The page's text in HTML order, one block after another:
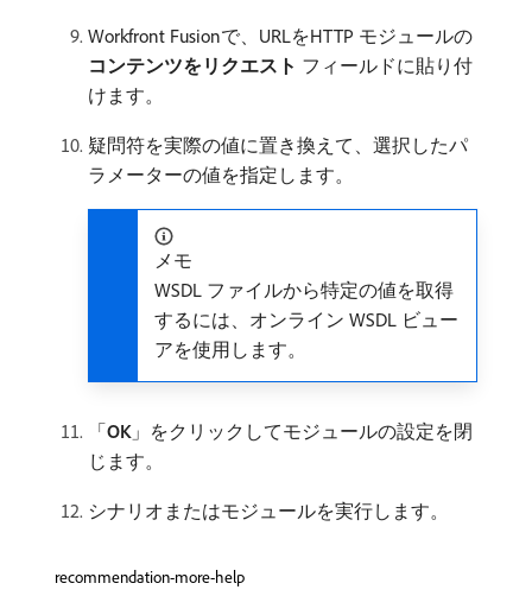
Workfront Fusionで、URLをHTTP モジュールの​
コンテンツをリクエスト フィールドに貼り付
けます。
疑問符を実際の値に置き換えて、選択したパ
ラメーターの値を指定します。
メモ
WSDL ファイルから特定の値を取得
するには、オンライン WSDL ビュー
アを使用します。
「OK」をクリックしてモジュールの設定を閉
じます。
シナリオまたはモジュールを実行します。
recommendation-more-help